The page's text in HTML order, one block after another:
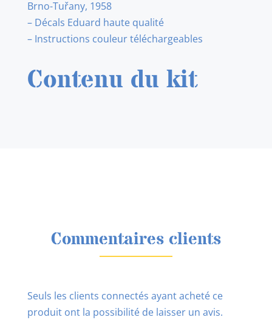
Brno-Tuřany, 1958
– Décals Eduard haute qualité
– Instructions couleur téléchargeables
Contenu du kit
Commentaires clients
Seuls les clients connectés ayant acheté ce
produit ont la possibilité de laisser un avis.